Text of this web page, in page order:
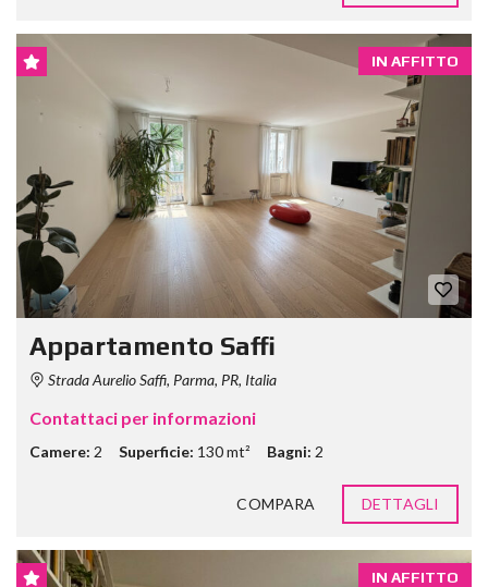
IN AFFITTO
Appartamento Saffi
Strada Aurelio Saffi, Parma, PR, Italia
Contattaci per informazioni
Camere: 2 Superficie: 130 mt² Bagni: 2
COMPARA DETTAGLI
IN AFFITTO